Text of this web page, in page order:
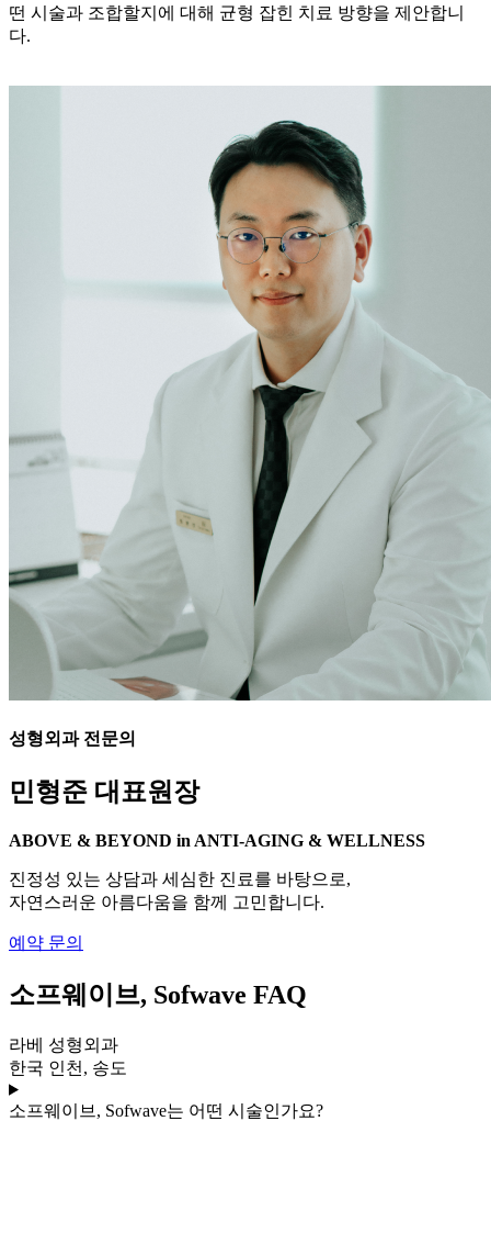
떤 시술과 조합할지에 대해 균형 잡힌 치료 방향을 제안합니
다.
성형외과 전문의
민형준 대표원장
ABOVE & BEYOND in ANTI-AGING & WELLNESS
진정성 있는 상담과 세심한 진료를 바탕으로,
자연스러운 아름다움을 함께 고민합니다.
예약 문의
소프웨이브, Sofwave FAQ
라베 성형외과
한국 인천, 송도
소프웨이브, Sofwave는 어떤 시술인가요?